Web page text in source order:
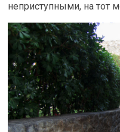
неприступными, на тот